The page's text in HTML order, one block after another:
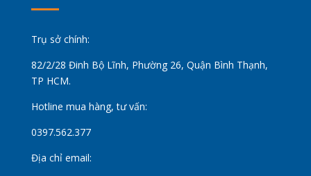
Trụ sở chính:
82/2/28 Đinh Bộ Lĩnh, Phường 26, Quận Bình Thạnh,
TP HCM.
Hotline mua hàng, tư vấn:
0397.562.377
Địa chỉ email: